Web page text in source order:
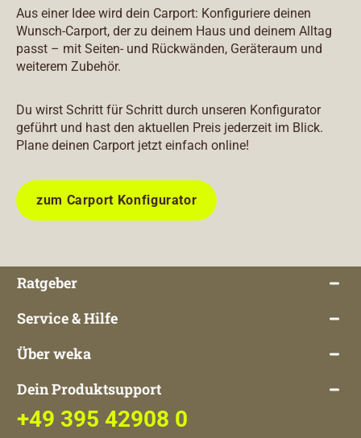
Aus einer Idee wird dein Carport: Konfiguriere deinen
Wunsch-Carport, der zu deinem Haus und deinem Alltag
passt – mit Seiten- und Rückwänden, Geräteraum und
weiterem Zubehör.
Du wirst Schritt für Schritt durch unseren Konfigurator
geführt und hast den aktuellen Preis jederzeit im Blick.
Plane deinen Carport jetzt einfach online!
zum Carport Konfigurator
Ratgeber
Service & Hilfe
Über weka
Dein Produktsupport
+49 395 42908 0